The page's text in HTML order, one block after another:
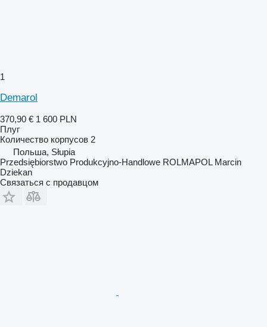
1
Demarol
370,90 € 1 600 PLN
Плуг
Количество корпусов 2
Польша, Słupia
Przedsiębiorstwo Produkcyjno-Handlowe ROLMAPOL Marcin
Dziekan
Связаться с продавцом